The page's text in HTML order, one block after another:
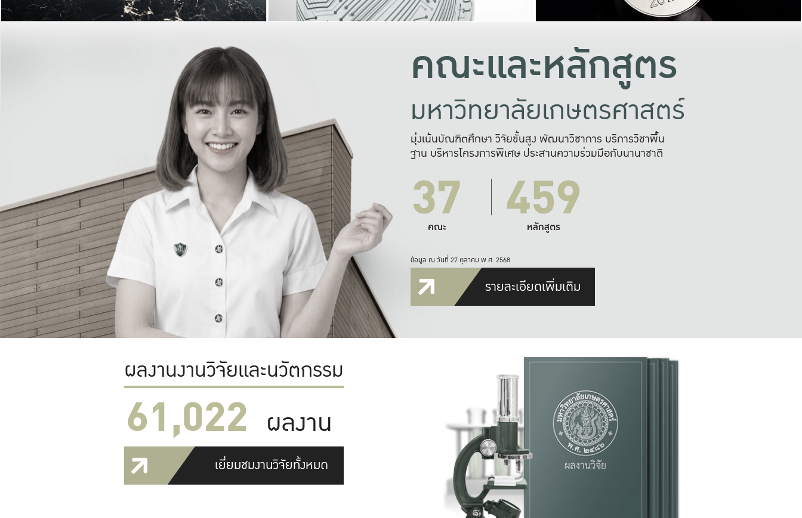
คณะและหลักสูตร
มหาวิทยาลัยเกษตรศาสตร์
มุ่งเน้นบัณฑิตศึกษา วิจัยขั้นสูง พัฒนาวิชาการ บริการวิชาพื้น
ฐาน บริหารโครงการพิเศษ ประสานความร่วมมือกับนานาชาติ
37
คณะ 459
หลักสูตร
ข้อมูล ณ วันที่ 27 ตุลาคม พ.ศ. 2568
รายละเอียดเพิ่มเติม
ผลงานงานวิจัยและนวัตกรรม
61,022 ผลงาน
เยี่ยมชมงานวิจัยทั้งหมด